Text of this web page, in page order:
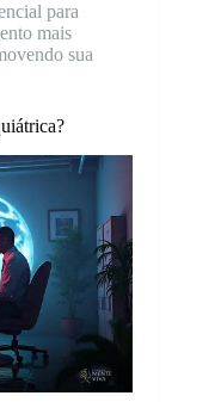
para
mais
sua